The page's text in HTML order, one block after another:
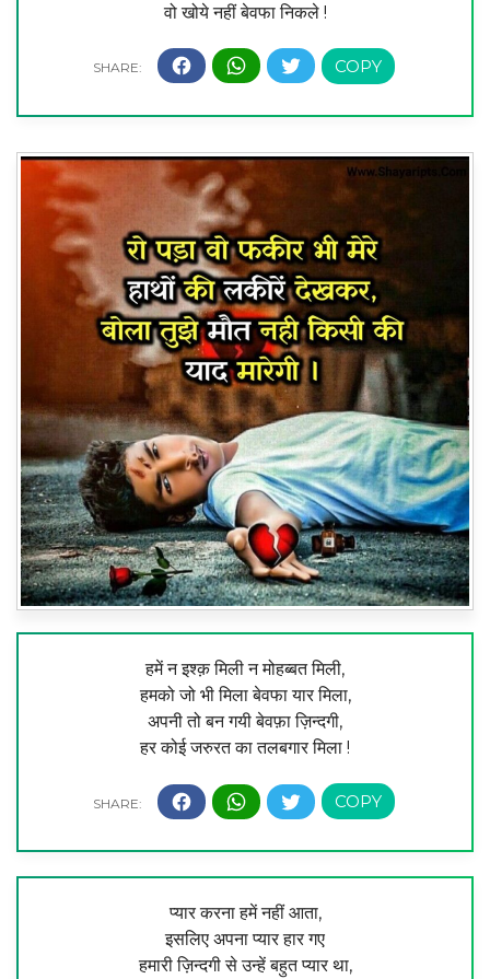
वो खोये नहीं बेवफा निकले !
हमें न इश्क़ मिली न मोहब्बत मिली,
हमको जो भी मिला बेवफा यार मिला,
अपनी तो बन गयी बेवफ़ा ज़िन्दगी,
हर कोई जरुरत का तलबगार मिला !
प्यार करना हमें नहीं आता,
इसलिए अपना प्यार हार गए
हमारी ज़िन्दगी से उन्हें बहुत प्यार था,